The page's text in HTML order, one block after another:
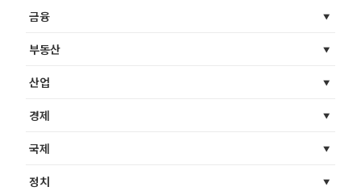
금융
부동산
산업
경제
국제
정치